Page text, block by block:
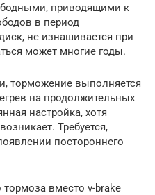
приводящими к
в период
не изнашивается при
может многие годы.
торможение выполняется
на продолжительных
настройка, хотя
Требуется,
постороннего
вместо v-brake